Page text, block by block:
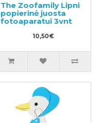
The Zoofamily Lipni
popierinė juosta
fotoaparatui 3vnt
10,50€